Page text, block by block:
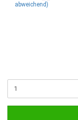
abweichend)